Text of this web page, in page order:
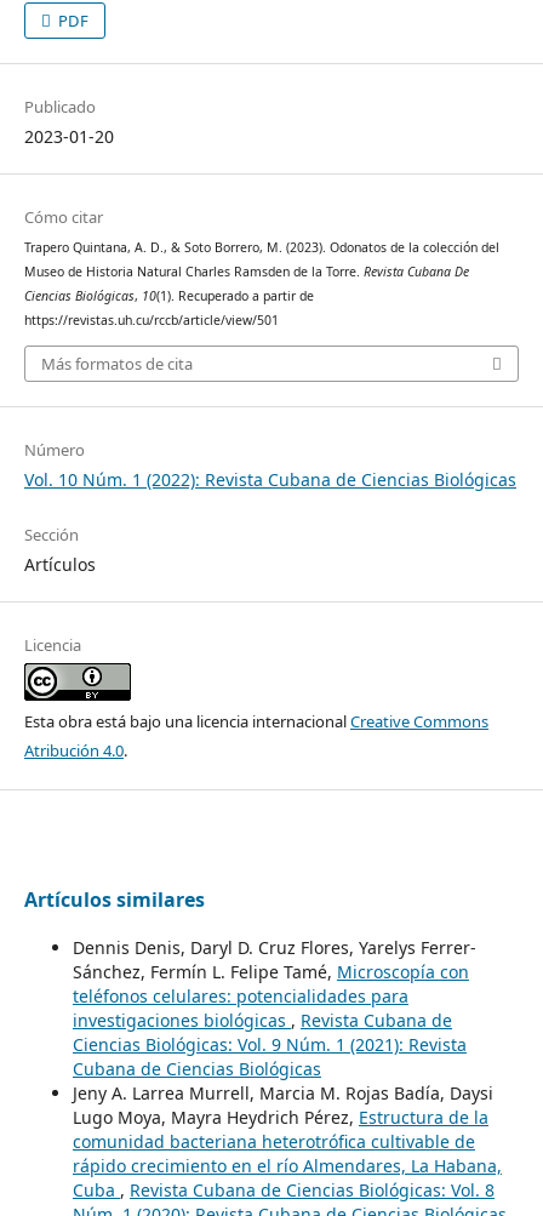
PDF
Publicado
2023-01-20
Cómo citar
Trapero Quintana, A. D., & Soto Borrero, M. (2023). Odonatos de la colección del
Museo de Historia Natural Charles Ramsden de la Torre. Revista Cubana De
Ciencias Biológicas, 10(1). Recuperado a partir de
https://revistas.uh.cu/rccb/article/view/501
Más formatos de cita
Número
Vol. 10 Núm. 1 (2022): Revista Cubana de Ciencias Biológicas
Sección
Artículos
Licencia
Esta obra está bajo una licencia internacionalCreative Commons
Atribución 4.0.
Artículos similares
Dennis Denis, Daryl D. Cruz Flores, Yarelys Ferrer-
Sánchez, Fermín L. Felipe Tamé, Microscopía con
teléfonos celulares: potencialidades para
investigaciones biológicas , Revista Cubana de
Ciencias Biológicas: Vol. 9 Núm. 1 (2021): Revista
Cubana de Ciencias Biológicas
Jeny A. Larrea Murrell, Marcia M. Rojas Badía, Daysi
Lugo Moya, Mayra Heydrich Pérez, Estructura de la
comunidad bacteriana heterotrófica cultivable de
rápido crecimiento en el río Almendares, La Habana,
Cuba , Revista Cubana de Ciencias Biológicas: Vol. 8